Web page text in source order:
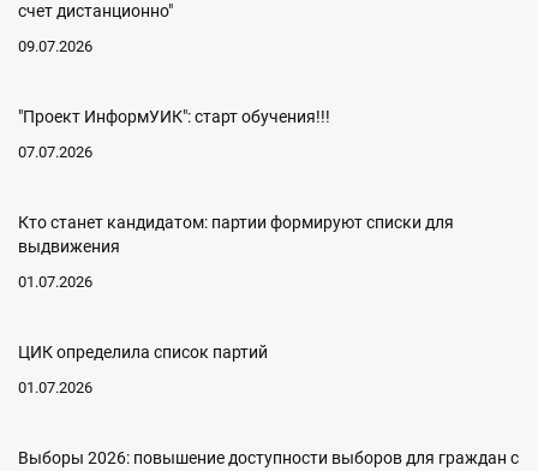
счет дистанционно"
09.07.2026
"Проект ИнформУИК": старт обучения!!!
07.07.2026
Кто станет кандидатом: партии формируют списки для
выдвижения
01.07.2026
ЦИК определила список партий
01.07.2026
Выборы 2026: повышение доступности выборов для граждан с